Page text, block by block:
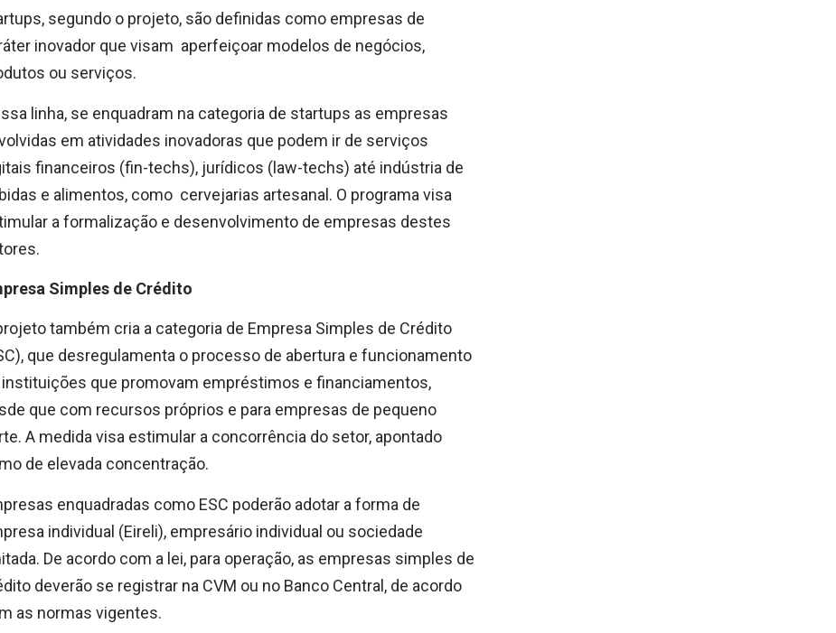
segundo o projeto, são definidas como empresas de
inovador que visam aperfeiçoar modelos de negócios,
ou serviços.
linha, se enquadram na categoria de startups as empresas
em atividades inovadoras que podem ir de serviços
financeiros (fin-techs), jurídicos (law-techs) até indústria de
e alimentos, como cervejarias artesanal. O programa visa
a formalização e desenvolvimento de empresas destes
Simples de Crédito
também cria a categoria de Empresa Simples de Crédito
que desregulamenta o processo de abertura e funcionamento
instituições que promovam empréstimos e financiamentos,
que com recursos próprios e para empresas de pequeno
A medida visa estimular a concorrência do setor, apontado
de elevada concentração.
enquadradas como ESC poderão adotar a forma de
individual (Eireli), empresário individual ou sociedade
De acordo com a lei, para operação, as empresas simples de
deverão se registrar na CVM ou no Banco Central, de acordo
as normas vigentes.